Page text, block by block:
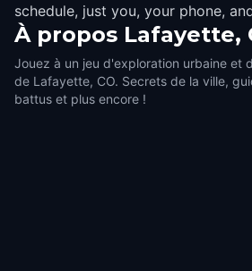
schedule, just you, your phone,
À propos Lafayette,
Jouez à un jeu d'exploration urbaine et
de Lafayette, CO. Secrets de la ville,
battus et plus encore !